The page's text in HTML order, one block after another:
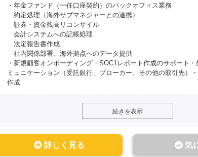
・年金ファンド（一任口座契約）のバックオフィス業務
約定処理（海外サブマネジャーとの連携）
証券・資金残高リコンサイル
会計システムへの記帳処理
法定報告書作成
社内関係部署、海外拠点へのデータ提供
・新規顧客オンボーディング・SOC1レポート作成のサポート
ミュニケーション（受託銀行、ブローカー、その他の取引先）
作成
続きを表示
詳しく見る 気